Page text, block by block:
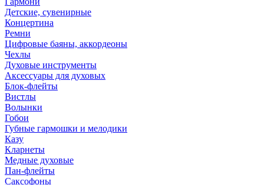
Детские, сувенирные
Концертина
Ремни
Цифровые баяны, аккордеоны
Чехлы
Духовые инструменты
Аксессуары для духовых
Блок-флейты
Вистлы
Волынки
Гобои
Губные гармошки и мелодики
Казу
Кларнеты
Медные духовые
Пан-флейты
Саксофоны